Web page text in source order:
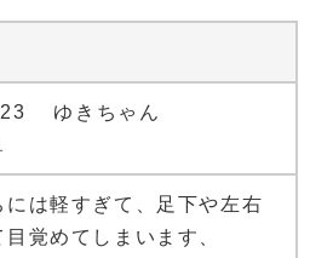
ゆきちゃん
は軽すぎて、足下や左右
覚めてしまいます、